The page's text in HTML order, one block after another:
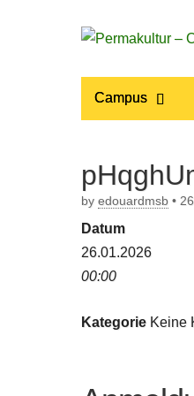
–
Main
menu
Campus
by edouardmsb •
Datum
26.01.2026
00:00
Kategorie Keine